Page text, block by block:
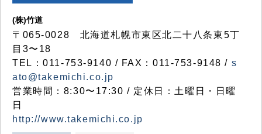
(株)竹道
〒065-0028 北海道札幌市東区北二十八条東5丁
目3〜18
TEL：011-753-9140 / FAX：011-753-9148 / s
ato@takemichi.co.jp
営業時間：8:30〜17:30 / 定休日：土曜日・日曜
日
http://www.takemichi.co.jp